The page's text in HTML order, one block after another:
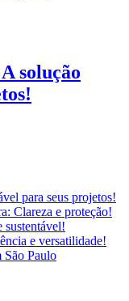
solução
para seus projetos!
Clareza e proteção!
sustentável!
e versatilidade!
São Paulo